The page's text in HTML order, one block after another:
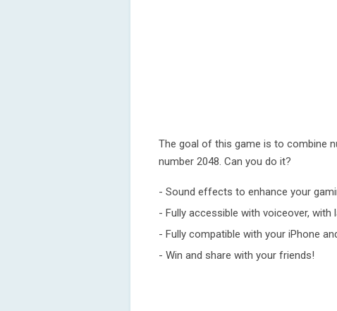
The goal of this game is to combine
number 2048. Can you do it?
- Sound effects to enhance your
- Fully accessible with voiceover,
- Fully compatible with your iPhone
- Win and share with your friends!